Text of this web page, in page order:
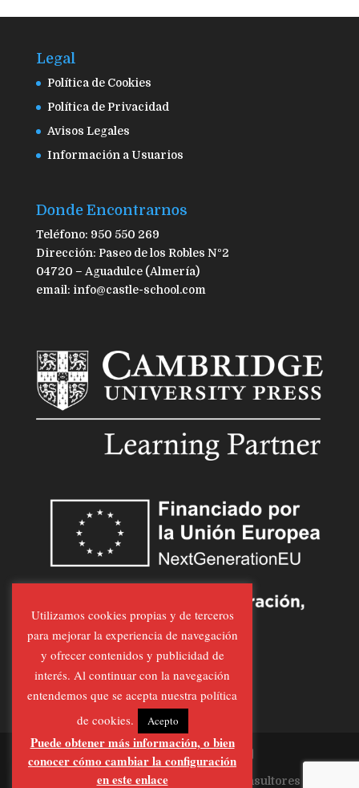
Legal
Política de Cookies
Política de Privacidad
Avisos Legales
Información a Usuarios
Donde Encontrarnos
Teléfono: 950 550 269
Dirección: Paseo de los Robles Nº2
04720 – Aguadulce (Almería)
email: info@castle-school.com
Página Realizada por Al-Feraz Consultores
Utilizamos cookies propias y de terceros
para mejorar la experiencia de navegación
y ofrecer contenidos y publicidad de
interés. Al continuar con la navegación
entendemos que se acepta nuestra política
de cookies.
Acepto
Puede obtener más información, o bien
conocer cómo cambiar la configuración
en este enlace